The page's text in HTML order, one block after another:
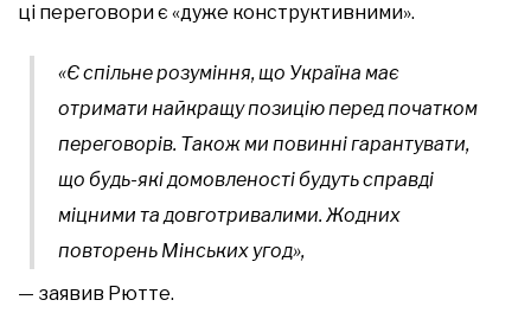
ці переговори є «дуже конструктивними».
«Є спільне розуміння, що Україна має
отримати найкращу позицію перед початком
переговорів. Також ми повинні гарантувати,
що будь-які домовленості будуть справді
міцними та довготривалими. Жодних
повторень Мінських угод»,
— заявив Рютте.